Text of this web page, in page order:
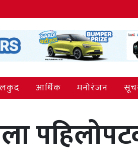
आर्थिक मनोरंजन